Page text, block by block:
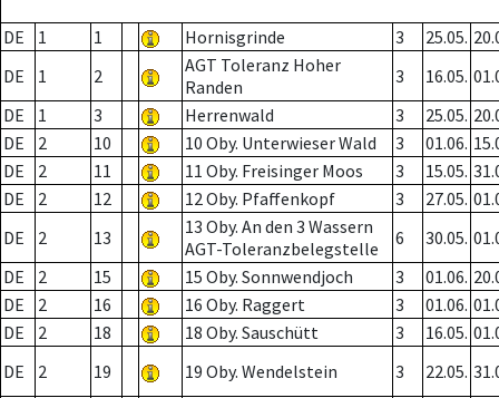
DE 1 1 Hornisgrinde 3 25.05.
DE
1 2
AGT Toleranz Hoher
Randen
3 16.05.
DE
1 3 Herrenwald 3 25.05.
DE
2 10 10 Oby. Unterwieser Wald 3 01.06.
DE
2 11 11 Oby. Freisinger Moos 3 15.05.
DE
2 12 12 Oby. Pfaffenkopf 3 27.05.
DE
2 13
13 Oby. An den 3 Wassern
AGT-Toleranzbelegstelle
6 30.05.
DE
2 15 15 Oby. Sonnwendjoch 3 01.06.
DE
2 16 16 Oby. Raggert 3 01.06.
DE
2 18 18 Oby. Sauschütt 3 16.05.
DE
2 19 19 Oby. Wendelstein 3 22.05.